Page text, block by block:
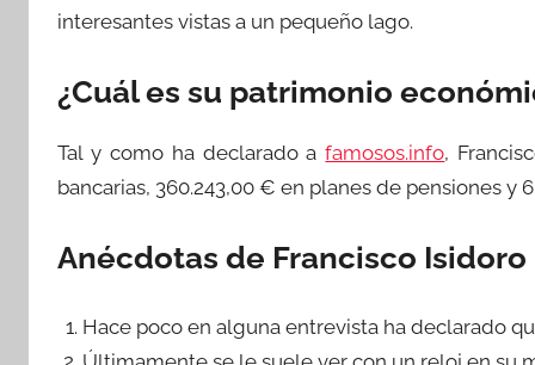
interesantes vistas a un pequeño lago.
¿Cuál es su patrimonio
Tal y como ha declarado afamosos.info,
bancarias, 360.243,00 € en planes de pensiones y
Anécdotas de Francisco Isidoro
Hace poco en alguna entrevista ha declarado